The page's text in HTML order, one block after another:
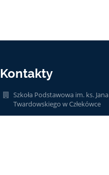
Kontakty
Szkoła Podstawowa im. ks. Jana
Twardowskiego w Człekówce